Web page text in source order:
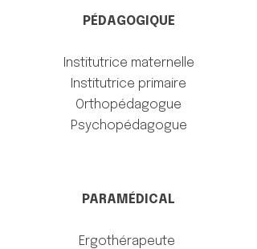
PÉDAGOGIQUE
Institutrice maternelle
Institutrice primaire
Orthopédagogue
Psychopédagogue
PARAMÉDICAL
Ergothérapeute